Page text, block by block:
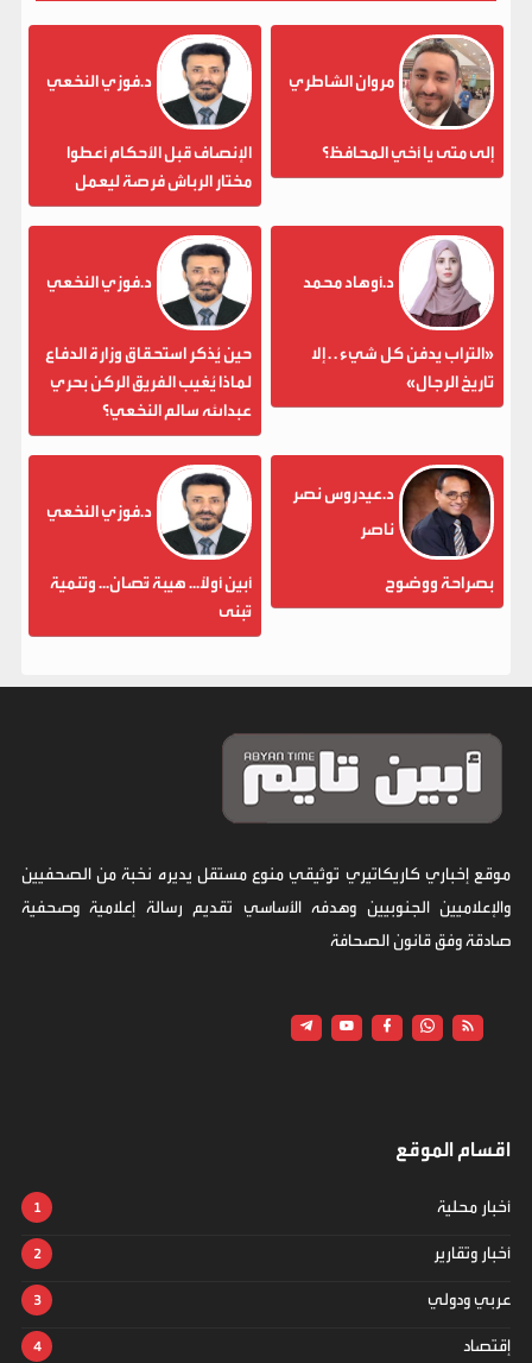
مروان الشاطري
إلى متى يا أخي المحافظ؟
د.فوزي النخعي
الإنصاف قبل الأحكام أعطوا
مختار الرباش فرصة ليعمل
د.أوهاد محمد
«التراب يدفن كل شيء . . إلا
تاريخ الرجال»
د.فوزي النخعي
حين يُذكر استحقاق وزارة الدفاع
لماذا يُغيب الفريق الركن بحري
عبدالله سالم النخعي؟
د.عيدروس نصر
ناصر
بصراحة ووضوح
د.فوزي النخعي
أبين أولاً... هيبة تُصان... وتنمية
تُبنى
موقع إخباري كاريكاتيري توثيقي منوع مستقل يديره نخبة من الصحفيين
والإعلاميين الجنوبيين وهدفه الأساسي تقديم رسالة إعلامية وصحفية
صادقة وفق قانون الصحافة
اقسام الموقع
أخبار محلية
أخبار وتقارير
عربي ودولي
إقتصاد